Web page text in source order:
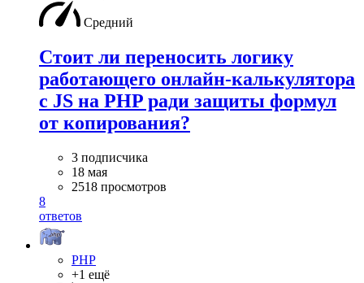
Средний
Стоит ли переносить логику
работающего онлайн-калькулятора
с JS на PHP ради защиты формул
от копирования?
3 подписчика
18 мая
2518 просмотров
8
ответов
PHP
+1 ещё